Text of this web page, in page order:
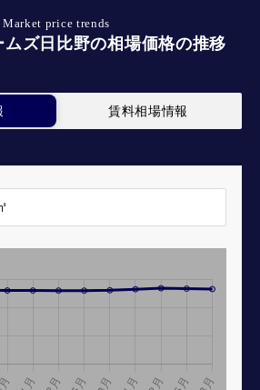
Market price trends
ズ日比野の相場価格の推移
賃料相場情報